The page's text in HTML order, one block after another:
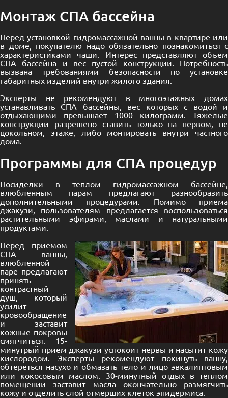
Монтаж СПА бассейна
Перед установкой гидромассажной ванны в квартире или
в доме, покупателю надо обязательно познакомиться с
характеристиками чаши. Интерес представляют объем
СПА бассейна и вес пустой конструкции. Потребность
вызвана требованиями безопасности по установке
габаритных изделий внутри жилого здания.
Эксперты не рекомендуют в многоэтажных домах
устанавливать СПА бассейны, вес которых с водой и
отдыхающими превышает 1000 килограмм. Тяжелые
конструкции разрешено ставить только на первом, не
цокольном, этаже, либо монтировать внутри частного
дома.
Программы для СПА процедур
Посиделки в теплом гидромассажном бассейне,
влюбленным парам предлагают разнообразить
дополнительными процедурами. Помимо приема
джакузи, пользователям предлагается воспользоваться
растительными эфирами, маслами и натуральными
продуктами.
Перед приемом
СПА ванны,
влюбленной
паре предлагают
принять
контрастный
душ, который
усилит
кровообращение
и заставит
кожные покровы
смягчиться. 15-
минутрый прием джакузи успокоит нервы и насытит кожу
кислородом. Эксперты рекомендуют покинуть ванну,
обтереться насухо и обмазать тело и лицо эвкалиптовым
или кокосовым маслом. 30-минутный отдых в теплом
помещении заставит масла окончательно размягчить
кожу и отделить слой отмерших клеток эпидермиса.